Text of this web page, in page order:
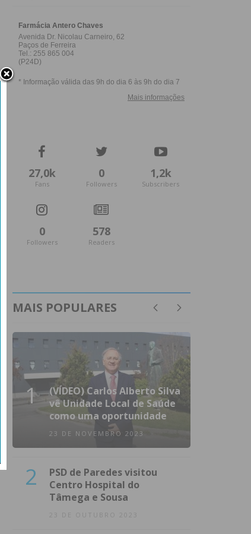
27,0k
Fans
0
Followers
1,2k
Subscribers
0
Followers
578
Readers
MAIS POPULARES
1
(VÍDEO) Carlos Alberto Silva
vê Unidade Local de Saúde
como uma oportunidade
23 DE NOVEMBRO 2023
2
PSD de Paredes visitou
Centro Hospital do
Tâmega e Sousa
23 DE OUTUBRO 2023